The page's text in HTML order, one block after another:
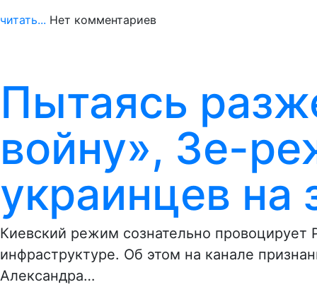
читать... Нет комментариев
Пытаясь
войну», Зе-
украинцев
Киевский режим сознательно провоцирует
инфраструктуре. Об этом на канале
Александра…